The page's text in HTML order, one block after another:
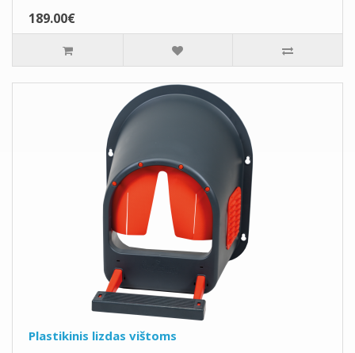
189.00€
Plastikinis lizdas vištoms